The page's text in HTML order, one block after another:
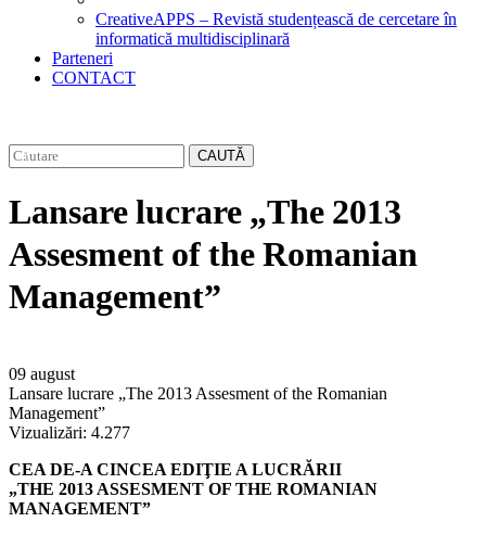
CreativeAPPS – Revistă studențească de cercetare în
informatică multidisciplinară
Parteneri
CONTACT
CAUTĂ
Lansare lucrare „The 2013
Assesment of the Romanian
Management”
09 august
Lansare lucrare „The 2013 Assesment of the Romanian
Management”
Vizualizări: 4.277
CEA DE-A CINCEA EDIŢIE A LUCRĂRII
„THE 2013 ASSESMENT OF THE ROMANIAN
MANAGEMENT”